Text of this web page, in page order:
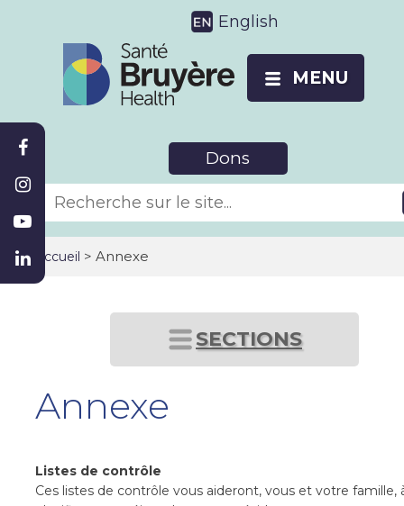
English
MENU
Dons
Accueil > Annexe
SECTIONS
Annexe
Listes de contrôle
Ces listes de contrôle vous aideront, vous et votre famille,